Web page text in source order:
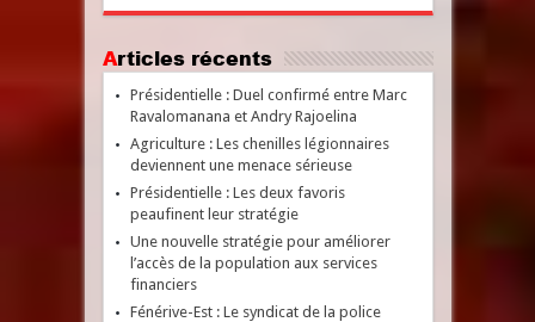
Articles récents
Présidentielle : Duel confirmé entre Marc
Ravalomanana et Andry Rajoelina
Agriculture : Les chenilles légionnaires
deviennent une menace sérieuse
Présidentielle : Les deux favoris
peaufinent leur stratégie
Une nouvelle stratégie pour améliorer
l’accès de la population aux services
financiers
Fénérive-Est : Le syndicat de la police